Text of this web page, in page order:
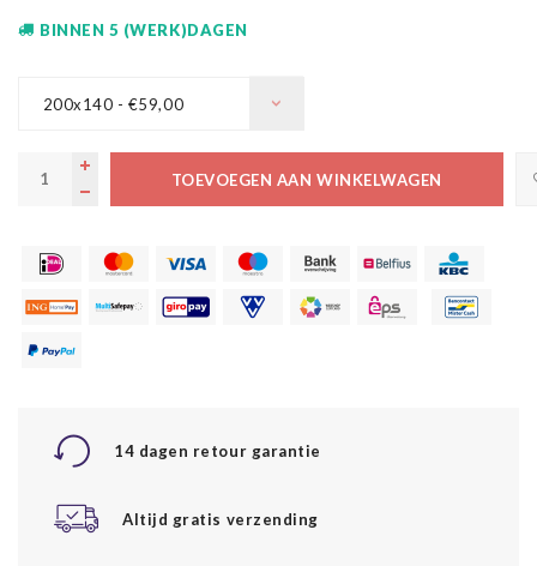
BINNEN 5 (WERK)DAGEN
200x140 - €59,00
TOEVOEGEN AAN WINKELWAGEN
14 dagen retour garantie
Altijd gratis verzending